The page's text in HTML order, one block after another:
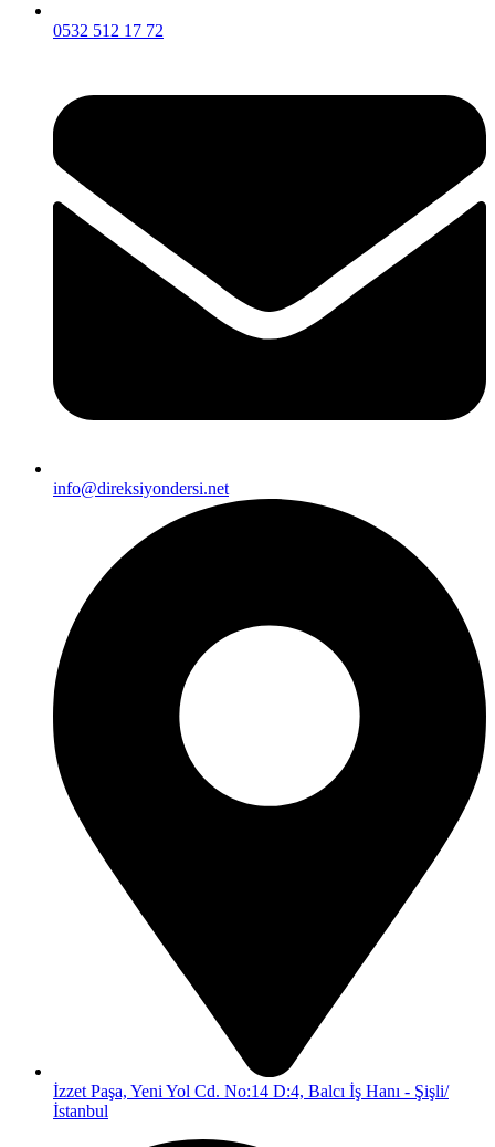
0532 512 17 72
info@direksiyondersi.net
İzzet Paşa, Yeni Yol Cd. No:14 D:4, Balcı İş Hanı - Şişli/
İstanbul